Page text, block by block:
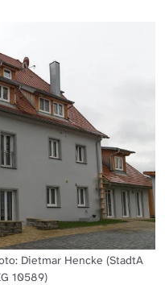
Dietmar Hencke (StadtA
10589)